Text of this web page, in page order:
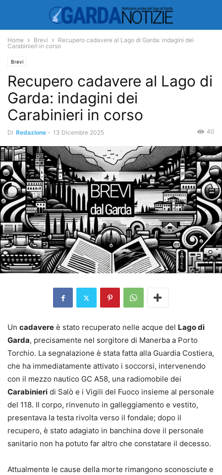
Home Brevi
Recupero cadavere al Lago di Garda: indagini dei
Carabinieri in corso
Brevi
Recupero cadavere al Lago di
Garda: indagini dei
Carabinieri in corso
Di Redazione - 13 Dicembre 2025 40
Un cadavere è stato recuperato nelle acque del Lago di
Garda, precisamente nel sorgitore di Manerba a Porto
Torchio. La segnalazione è stata fatta alla Guardia Costiera,
che ha immediatamente attivato i soccorsi, intervenendo
con il mezzo nautico GC A58, una radiomobile dei
Carabinieri di Salò e i Vigili del Fuoco insieme al personale
del 118. Il corpo, rinvenuto in galleggiamento e vestito,
presentava la testa rivolta verso il fondale; dopo il
recupero, è stato adagiato in banchina dove il personale
sanitario non ha potuto far altro che constatare il decesso.
Attualmente le cause della morte rimangono sconosciute e